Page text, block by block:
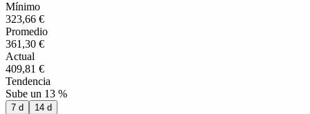
Mínimo
323,66 €
Promedio
361,30 €
Actual
409,81 €
Tendencia
Sube un 13 %
7 d 14 d